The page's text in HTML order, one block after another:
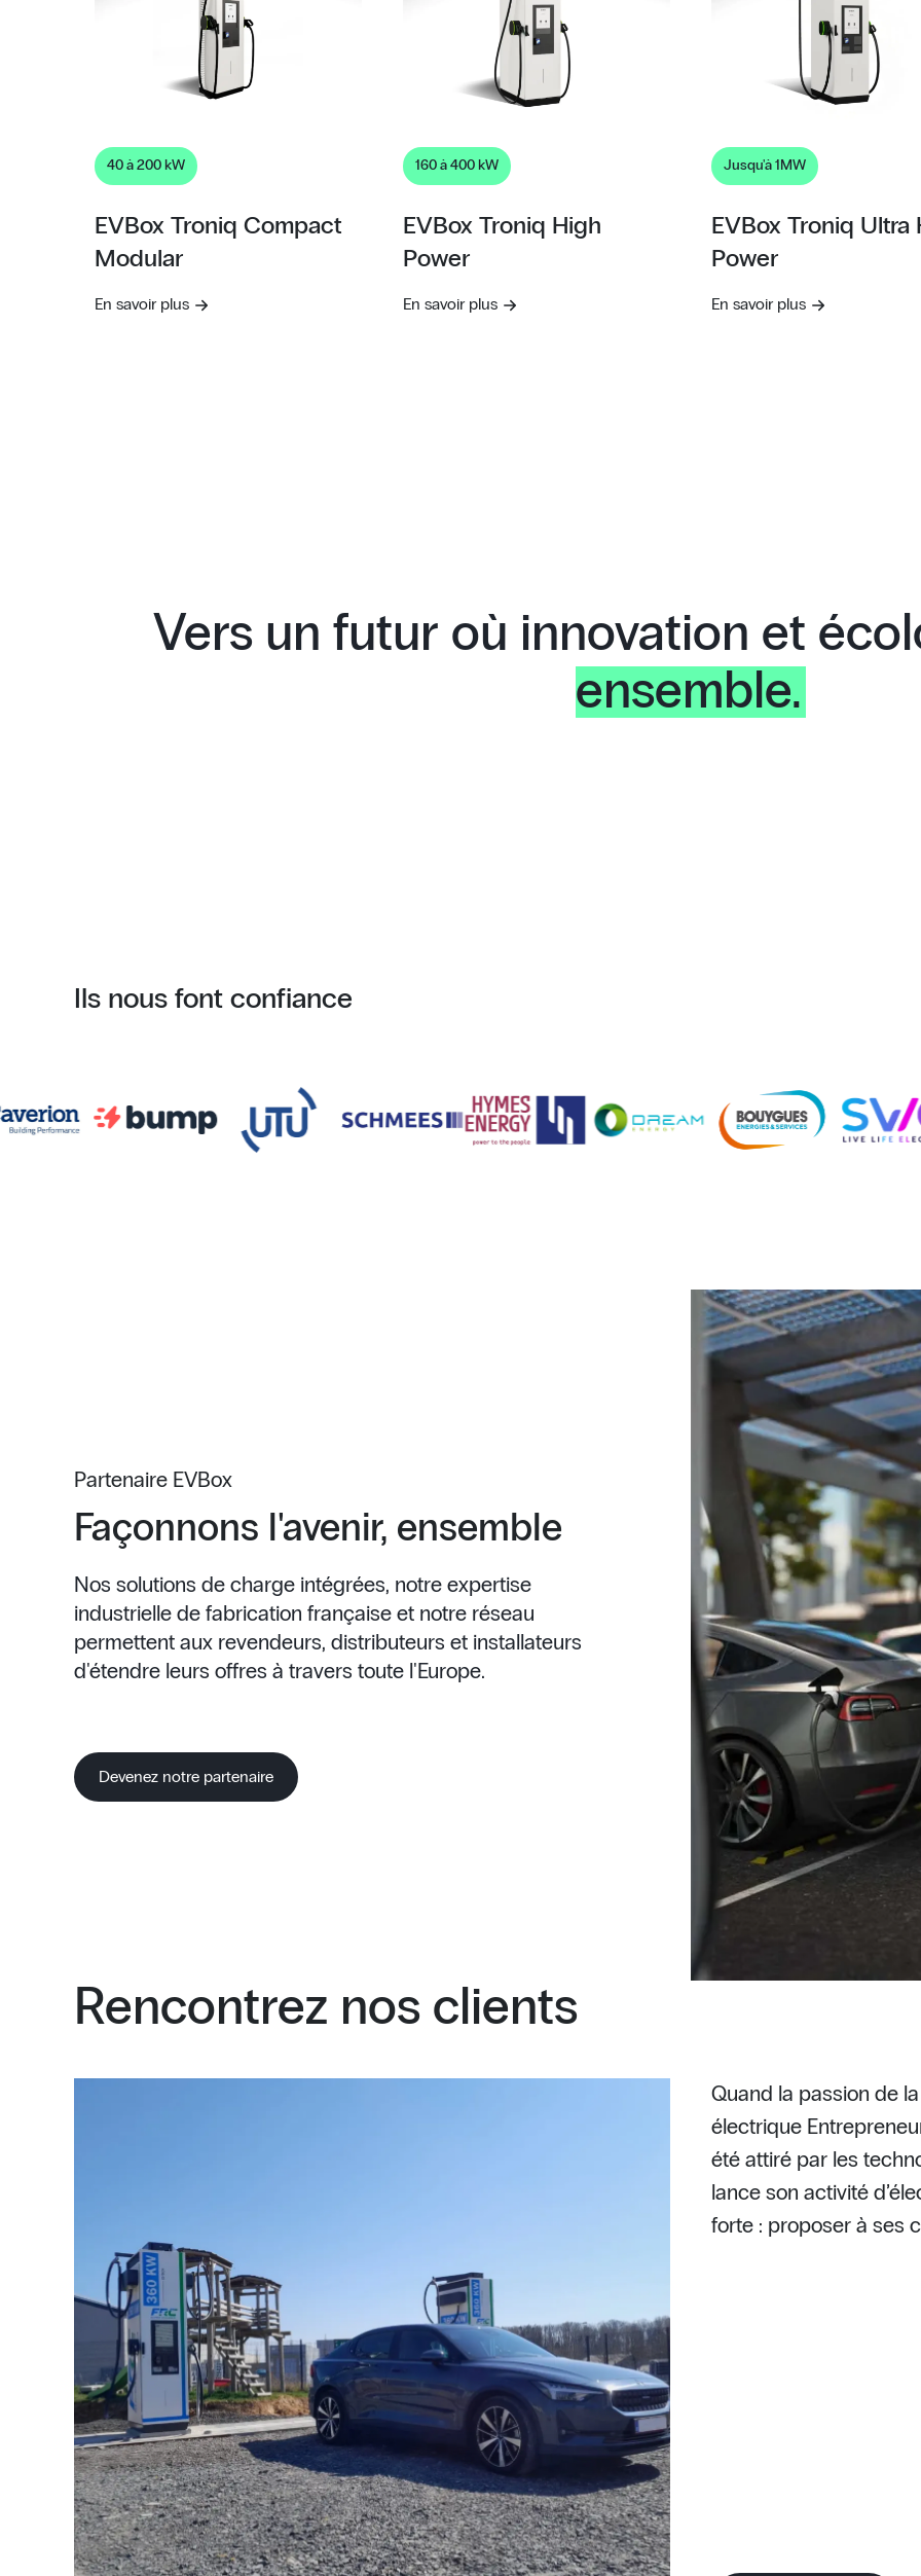
40 à 200 kW
EVBox Troniq Compact
Modular
En savoir plus
160 à 400 kW
EVBox Troniq High
Power
En savoir plus
Jusqu'à 1MW
EVBox Troniq Ultra
Power
En savoir plus
Vers un futur où innovation et
ensemble.
Ils nous font confiance
Partenaire EVBox
Façonnons l'avenir, ensemble
Nos solutions de charge intégrées, notre expertise
industrielle de fabrication française et notre réseau
permettent aux revendeurs, distributeurs et installateurs
d'étendre leurs offres à travers toute l'Europe.
Devenez notre partenaire
Rencontrez nos clients
Quand la passion de
électrique
été attiré par les
lance son activité
forte : proposer à ses